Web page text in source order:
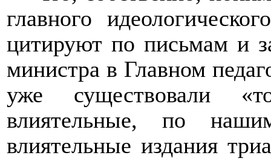
главного
цитируют по письмам и
министра в Главном
уже существовали
влиятельные, по
влиятельные издания